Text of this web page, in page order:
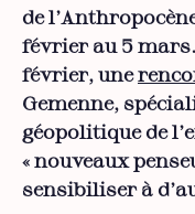
de
février au 5 mars.
février, une
Gemenne,
géopolitique de
« nouveaux
sensibiliser à